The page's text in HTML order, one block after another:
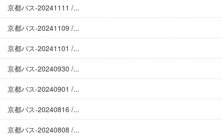
京都バス-20241111 /...
京都バス-20241109 /...
京都バス-20241101 /...
京都バス-20240930 /...
京都バス-20240901 /...
京都バス-20240816 /...
京都バス-20240808 /...